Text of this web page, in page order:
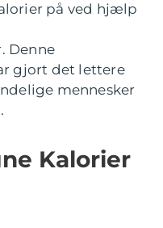
på ved hjælp
Denne
gjort det lettere
mennesker
Kalorier